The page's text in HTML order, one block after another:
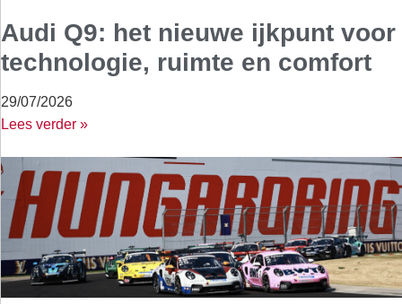
Audi Q9: het nieuwe ijkpunt voor
technologie, ruimte en comfort
29/07/2026
Lees verder »